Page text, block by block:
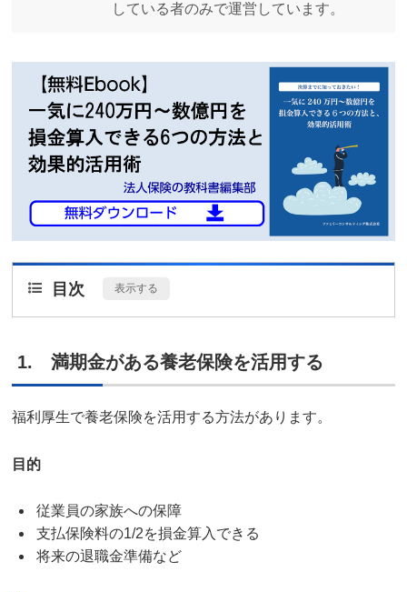
している者のみで運営しています。
目次 表示する
1. 満期金がある養老保険を活用する
福利厚生で養老保険を活用する方法があります。
目的
従業員の家族への保障
支払保険料の1/2を損金算入できる
将来の退職金準備など